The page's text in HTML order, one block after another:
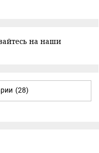
на наши
(28)